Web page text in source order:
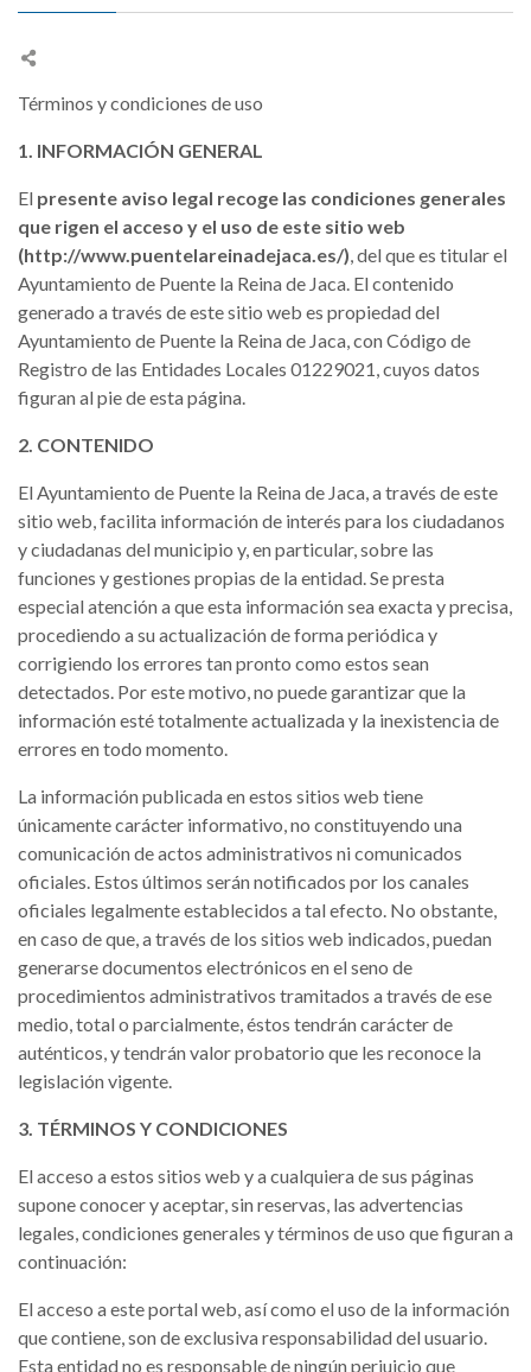
Términos y condiciones de uso
1. INFORMACIÓN GENERAL
El presente aviso legal recoge las condiciones generales
que rigen el acceso y el uso de este sitio web
(http://www.puentelareinadejaca.es/), del que es titular el
Ayuntamiento de Puente la Reina de Jaca. El contenido
generado a través de este sitio web es propiedad del
Ayuntamiento de Puente la Reina de Jaca, con Código de
Registro de las Entidades Locales 01229021, cuyos datos
figuran al pie de esta página.
2. CONTENIDO
El Ayuntamiento de Puente la Reina de Jaca, a través de este
sitio web, facilita información de interés para los ciudadanos
y ciudadanas del municipio y, en particular, sobre las
funciones y gestiones propias de la entidad. Se presta
especial atención a que esta información sea exacta y precisa,
procediendo a su actualización de forma periódica y
corrigiendo los errores tan pronto como estos sean
detectados. Por este motivo, no puede garantizar que la
información esté totalmente actualizada y la inexistencia de
errores en todo momento.
La información publicada en estos sitios web tiene
únicamente carácter informativo, no constituyendo una
comunicación de actos administrativos ni comunicados
oficiales. Estos últimos serán notificados por los canales
oficiales legalmente establecidos a tal efecto. No obstante,
en caso de que, a través de los sitios web indicados, puedan
generarse documentos electrónicos en el seno de
procedimientos administrativos tramitados a través de ese
medio, total o parcialmente, éstos tendrán carácter de
auténticos, y tendrán valor probatorio que les reconoce la
legislación vigente.
3. TÉRMINOS Y CONDICIONES
El acceso a estos sitios web y a cualquiera de sus páginas
supone conocer y aceptar, sin reservas, las advertencias
legales, condiciones generales y términos de uso que figuran a
continuación:
El acceso a este portal web, así como el uso de la información
que contiene, son de exclusiva responsabilidad del usuario.
Esta entidad no es responsable de ningún perjuicio que